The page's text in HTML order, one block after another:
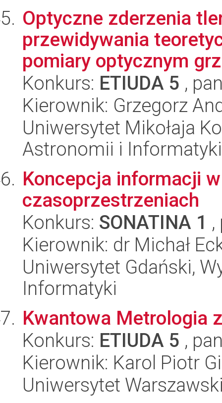
Optyczne zderzenia
przewidywania
pomiary optycznym
Konkurs: ETIUDA 5 ,
Kierownik: Grzegorz
Uniwersytet Mikołaja
Astronomii i
Koncepcja informacji
czasoprzestrzeniach
Konkurs: SONATINA 1
Kierownik: dr Michał
Uniwersytet Gdański,
Informatyki
Kwantowa Metrologia
Konkurs: ETIUDA 5 ,
Kierownik: Karol Piotr
Uniwersytet